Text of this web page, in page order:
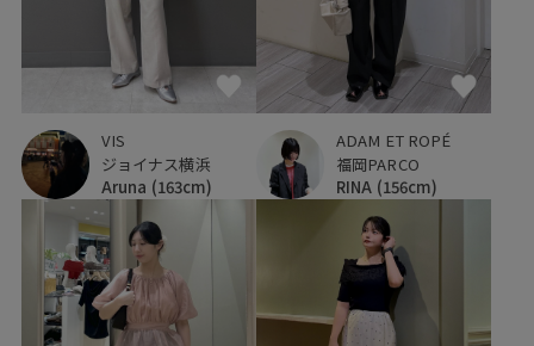
VIS
ジョイナス横浜
Aruna (163cm)
ADAM ET ROPÉ
福岡PARCO
RINA (156cm)